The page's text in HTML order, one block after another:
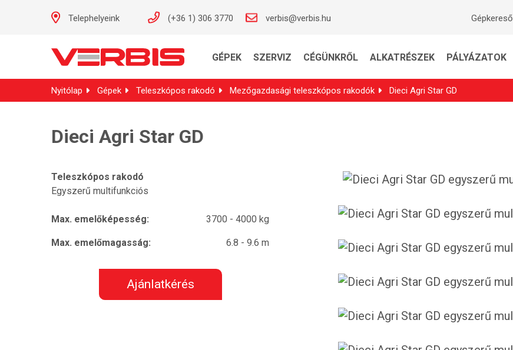
Telephelyeink (+36 1) 306 3770 verbis@verbis.hu Gépkereső
GÉPEK SZERVIZ CÉGÜNKRŐL ALKATRÉSZEK PÁLYÁZATOK
Nyitólap Gépek Teleszkópos rakodó Mezőgazdasági teleszkópos rakodók Dieci Agri Star GD
Dieci Agri Star GD
Teleszkópos rakodó
Egyszerű multifunkciós
Max. emelőképesség: 3700 - 4000 kg
Max. emelőmagasság: 6.8 - 9.6 m
Ajánlatkérés